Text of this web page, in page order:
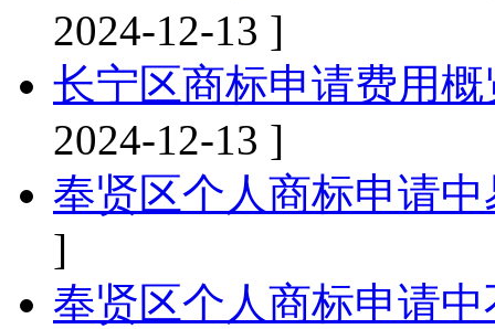
2024-12-13 ]
长宁区商标申请费用
2024-12-13 ]
奉贤区个人商标申请
]
奉贤区个人商标申请